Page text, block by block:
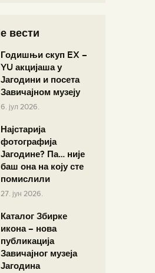
вести
Годишњи скуп EX –
YU акцијаша у
Јагодини и посета
Завичајном музеју
6. јул 2026.
Најстарија
фотографија
Јагодине? Па… није
баш она на коју сте
помислили
27. јун 2026.
Каталог Збирке
икона – нова
публикација
Завичајног музеја
Јагодина